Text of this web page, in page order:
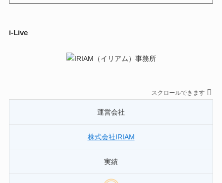
i-Live
スクロールできます
運営会社
株式会社IRIAM
実績